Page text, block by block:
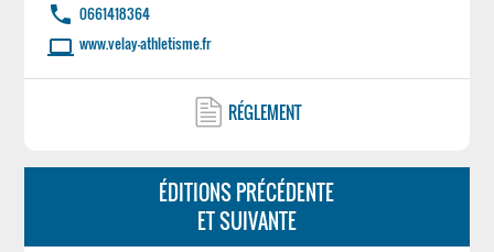
phone 0661418364
laptop www.velay-athletisme.fr
RÉGLEMENT
ÉDITIONS PRÉCÉDENTE
ET SUIVANTE